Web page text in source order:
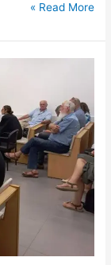
Read More »
רעש
המטוסים
מעל
שכונות
מערב
העיר